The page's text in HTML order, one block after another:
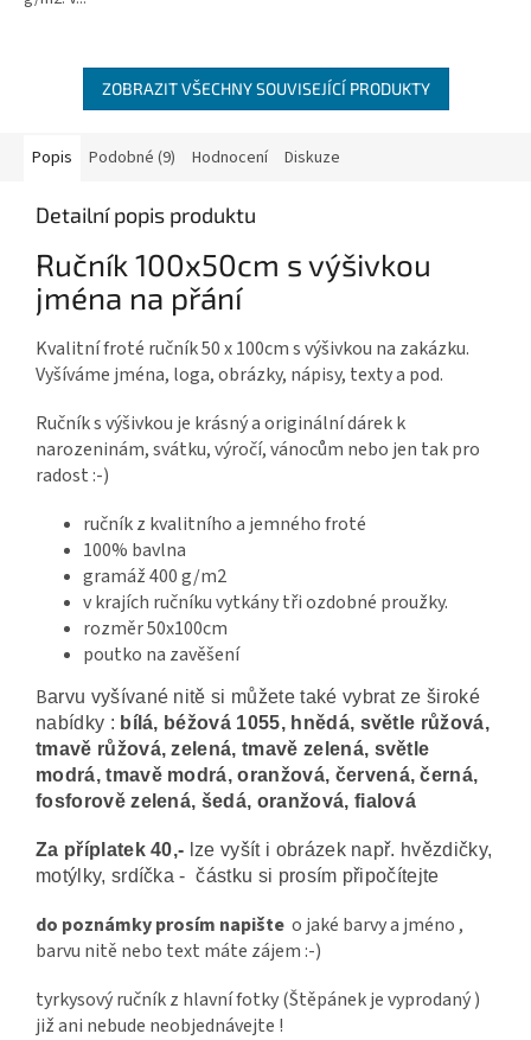
ZOBRAZIT VŠECHNY SOUVISEJÍCÍ PRODUKTY
Popis Podobné (9) Hodnocení Diskuze
Detailní popis produktu
Ručník 100x50cm s výšivkou
jména na přání
Kvalitní froté ručník 50 x 100cm s výšivkou na zakázku.
Vyšíváme jména, loga, obrázky, nápisy, texty a pod.
Ručník s výšivkou je krásný a originální dárek k
narozeninám, svátku, výročí, vánocům nebo jen tak pro
radost :-)
ručník z kvalitního a jemného froté
100% bavlna
gramáž 400 g/m2
vkrajích ručníku vytkány tři ozdobné proužky.
rozměr 50x100cm
poutko na zavěšení
Barvu vyšívané nitě si můžete také vybrat ze široké
nabídky : bílá, béžová 1055, hnědá, světle růžová,
tmavě růžová, zelená, tmavě zelená, světle
modrá, tmavě modrá, oranžová, červená, černá,
fosforově zelená, šedá, oranžová, fialová
Za příplatek 40,- lze vyšít i obrázek např. hvězdičky,
motýlky, srdíčka - částku si prosím připočítejte
do poznámky prosím napište o jaké barvy a jméno ,
barvu nitě nebo text máte zájem :-)
tyrkysový ručník z hlavní fotky (Štěpánek je vyprodaný )
již ani nebude neobjednávejte !